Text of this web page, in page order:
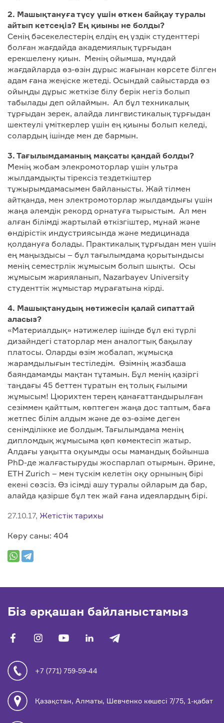
2. Машықтануға түсу үшін өткен байқау туралы
айтып кетсеңіз? Ең қиыны не болды?
Сенің бәсекелестерің елдің ең үздік студенттері
болған жағдайда академиялық тұрғыдан
ерекшелену қиын. Менің ойымша, мұндай
жағдайларда өз-өзін дұрыс жағынан көрсете білген
адам ғана жеңіске жетеді. Осындай сайыстарда өз
ойыңды дұрыс жеткізе білу берік негіз болып
табылады деп ойлаймын. Ал бұл техникалық
тұрғыдан зерек, алайда лингвистикалық тұрғыдан
шектеулі үміткерлер үшін ең қиыны болып келеді,
солардың ішінде мен де бармын.
3. Тағылымдаманың мақсаты қандай болды?
Менің жобам элекромоторлар үшін ультра
жылдамдықты тірексіз тездеткіштер
тұжырымдамасымен байланысты. Жай тілмен
айтқанда, мен электромоторлар жылдамдығы үшін
жаңа әлемдік рекорд орнатуға тырыстым. Ал мен
алған білімді жартылай өткізгіштер, мұнай және
өндірістік индустриясында және медицинада
қолдануға болады. Практикалық тұрғыдан мен үшін
ең маңыздысы – бұл тағылымдама қорытындысы
менің семестрлік жұмысым болып шықты. Осы
жұмысым жарияланып, Nazarbayev University
студенттік жұмыстар мұрағатына кірді.
4. Машықтанудың нәтижесін қалай сипаттай
аласыз?
«Материалдық» нәтижелер ішінде бұл екі түрлі
дизайндегі статорлар мен аналогтық бақылау
платосы. Оларды өзім жобалап, жұмысқа
жарамдылығын тестіледім. Өзімнің жазбаша
баяндамамды мақтан тұтамын. Бұл менің қазіргі
таңдағы 45 беттен тұратын ең толық ғылыми
жұмысым! Цюрихтен терең қанағаттандырылған
сезіммен қайттым, көптеген жаңа дос таптым, баға
жетпес білім алдым және де өз-өзіме деген
сенімділікке ие болдым. Тағылымдама менің
дипломдық жұмысыма қөп көмектесіп жатыр.
Алдағы уақытта оқуымды осы мамандық бойынша
PhD-де жалғастыруды жоспарлап отырмын. Әрине,
ETH Zurich – мен түскім келетін оқу орнының бірі
екені сөзсіз. Өз ісімді ашу туралы ойларым да бар,
алайда қазірше бұл тек жай ғана идеялардың бірі.
27.10.17, Жетістік тарихы
Көру саны: 404
Біз әрқашан байланыстамыз
facebook youtube linkedin
+7 (771) 759-59-44
Қазақстан, Алматы, Шевченко көшесі 7/75, 1-қабат